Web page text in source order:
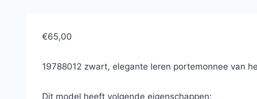
€65,00
19788012 zwart, elegante leren portemonnee van
Dit model heeft volgende eigenschappen: